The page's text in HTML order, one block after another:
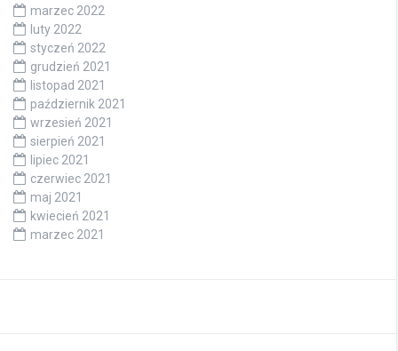
marzec 2022
luty 2022
styczeń 2022
grudzień 2021
listopad 2021
październik 2021
wrzesień 2021
sierpień 2021
lipiec 2021
czerwiec 2021
maj 2021
kwiecień 2021
marzec 2021